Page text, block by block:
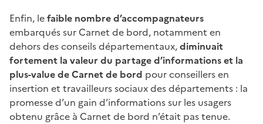
Enfin, lefaible nombre d’accompagnateurs
embarqués sur Carnet de bord, notamment en
dehors des conseils départementaux,diminuait
fortement la valeur du partage d’informations et la
plus-value de Carnet de bord pour conseillers en
insertion et travailleurs sociaux des départements : la
promesse d’un gain d’informations sur les usagers
obtenu grâce à Carnet de bord n’était pas tenue.